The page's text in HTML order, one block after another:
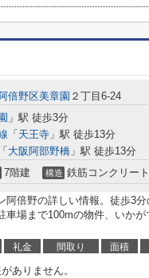
倍野区美章園 ２丁目6-24
」駅 徒歩3分
「 天王寺 」駅 徒歩13分
「 大阪阿部野橋 」駅 徒歩13分
7階建 構造 鉄筋コンクリート
阿倍野の詳しい情報。徒歩3
車場まで100mの物件、いか
礼金 間取り 面積
ありません。